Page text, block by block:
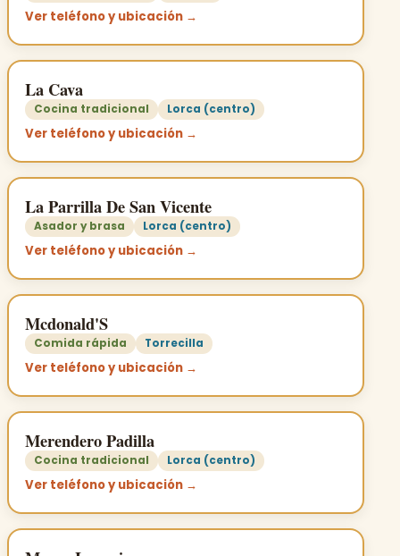
Ver teléfono y ubicación →
La Cava
Cocina tradicional Lorca (centro)
Ver teléfono y ubicación →
La Parrilla De San Vicente
Asador y brasa Lorca (centro)
Ver teléfono y ubicación →
Mcdonald'S
Comida rápida Torrecilla
Ver teléfono y ubicación →
Merendero Padilla
Cocina tradicional Lorca (centro)
Ver teléfono y ubicación →